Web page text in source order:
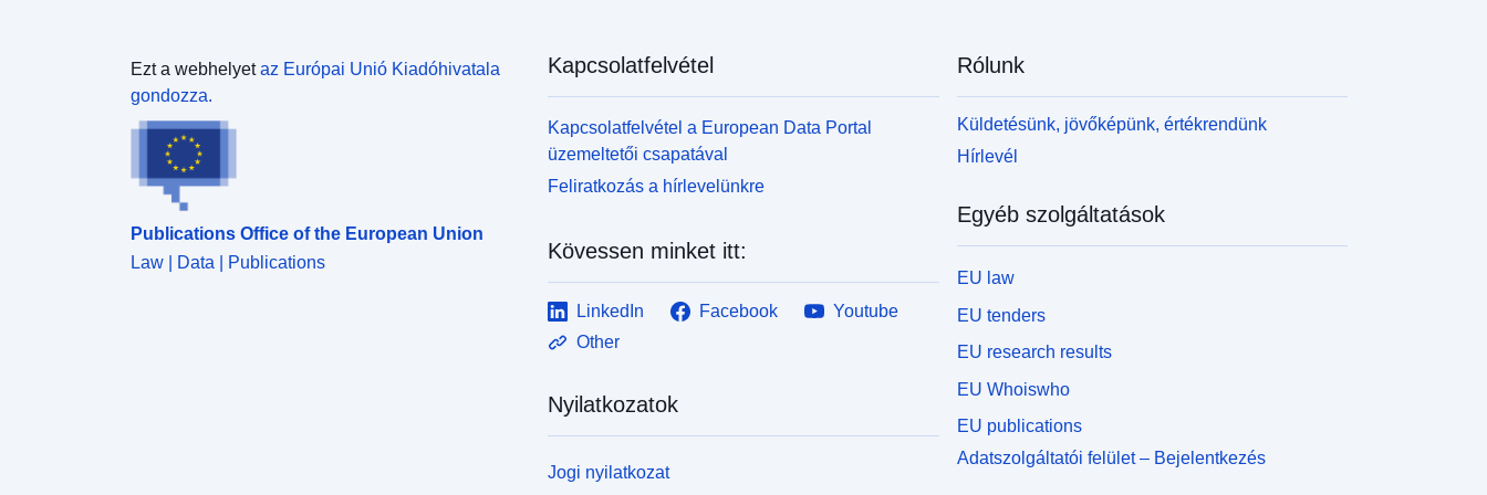
Ezt a webhelyetaz Európai Unió Kiadóhivatala
gondozza.
Publications Office of the European Union
Law | Data | Publications
Kapcsolatfelvétel
Kapcsolatfelvétel a European Data Portal
üzemeltetői csapatával
Feliratkozás a hírlevelünkre
Kövessen minket itt:
LinkedIn Facebook
Youtube
Other
Nyilatkozatok
Jogi nyilatkozat
Rólunk
Küldetésünk, jövőképünk, értékrendünk
Hírlevél
Egyéb szolgáltatások
EU law
EU tenders
EU research results
EU Whoiswho
EU publications
Adatszolgáltatói felület – Bejelentkezés